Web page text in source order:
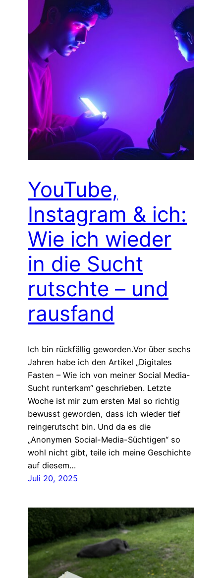
YouTube,
Instagram & ich:
Wie ich wieder
in die Sucht
rutschte – und
rausfand
Ich bin rückfällig geworden.Vor über sechs
Jahren habe ich den Artikel „Digitales
Fasten – Wie ich von meiner Social Media-
Sucht runterkam“ geschrieben. Letzte
Woche ist mir zum ersten Mal so richtig
bewusst geworden, dass ich wieder tief
reingerutscht bin. Und da es die
„Anonymen Social-Media-Süchtigen“ so
wohl nicht gibt, teile ich meine Geschichte
auf diesem…
Juli 20, 2025